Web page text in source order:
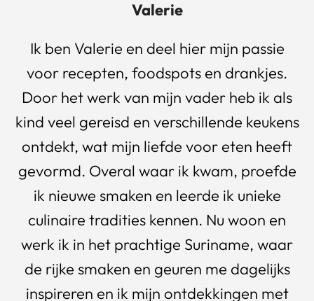
Valerie
Ik ben Valerie en deel hier mijn passie
voor recepten, foodspots en drankjes.
Door het werk van mijn vader heb ik als
kind veel gereisd en verschillende keukens
ontdekt, wat mijn liefde voor eten heeft
gevormd. Overal waar ik kwam, proefde
ik nieuwe smaken en leerde ik unieke
culinaire tradities kennen. Nu woon en
werk ik in het prachtige Suriname, waar
de rijke smaken en geuren me dagelijks
inspireren en ik mijn ontdekkingen met